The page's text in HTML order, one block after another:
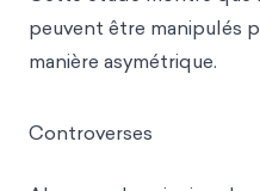
peuvent être manipulés
manière asymétrique.
Controverses